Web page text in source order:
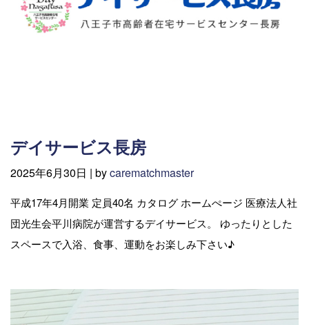
デイサービス長房
2025年6月30日 | bycarematchmaster
平成17年4月開業 定員40名 カタログ ホームぺージ 医療法人社
団光生会平川病院が運営するデイサービス。 ゆったりとした
スペースで入浴、食事、運動をお楽しみ下さい♪